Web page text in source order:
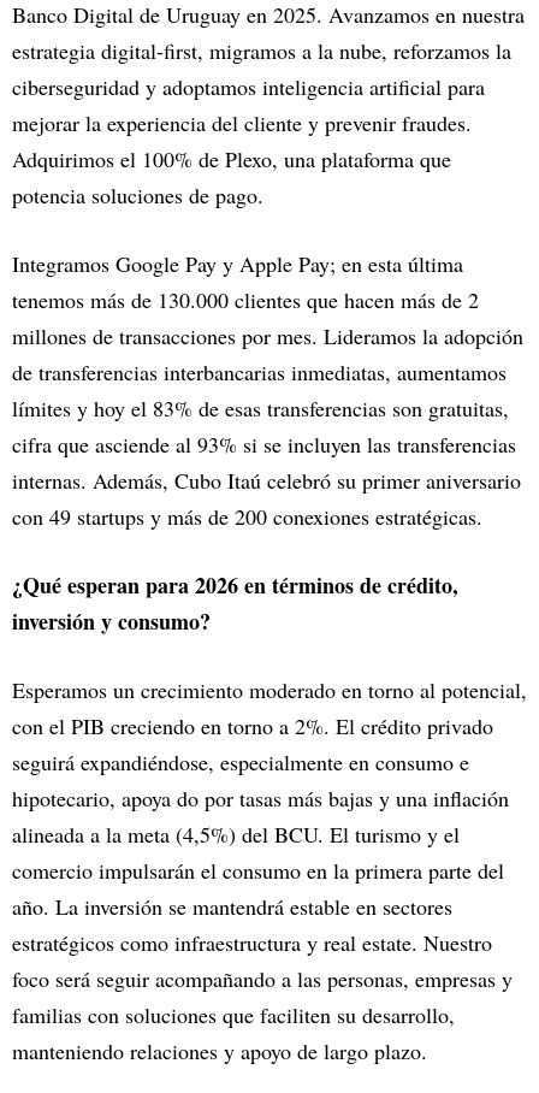
Banco Digital de Uruguay en 2025. Avanzamos en nuestra
estrategia digital-first, migramos a la nube, reforzamos la
ciberseguridad y adoptamos inteligencia artificial para
mejorar la experiencia del cliente y prevenir fraudes.
Adquirimos el 100% de Plexo, una plataforma que
potencia soluciones de pago.
Integramos Google Pay y Apple Pay; en esta última
tenemos más de 130.000 clientes que hacen más de 2
millones de transacciones por mes. Lideramos la adopción
de transferencias interbancarias inmediatas, aumentamos
límites y hoy el 83% de esas transferencias son gratuitas,
cifra que asciende al 93% si se incluyen las transferencias
internas. Además, Cubo Itaú celebró su primer aniversario
con 49 startups y más de 200 conexiones estratégicas.
¿Qué esperan para 2026 en términos de crédito,
inversión y consumo?
Esperamos un crecimiento moderado en torno al potencial,
con el PIB creciendo en torno a 2%. El crédito privado
seguirá expandiéndose, especialmente en consumo e
hipotecario, apoya do por tasas más bajas y una inflación
alineada a la meta (4,5%) del BCU. El turismo y el
comercio impulsarán el consumo en la primera parte del
año. La inversión se mantendrá estable en sectores
estratégicos como infraestructura y real estate. Nuestro
foco será seguir acompañando a las personas, empresas y
familias con soluciones que faciliten su desarrollo,
manteniendo relaciones y apoyo de largo plazo.